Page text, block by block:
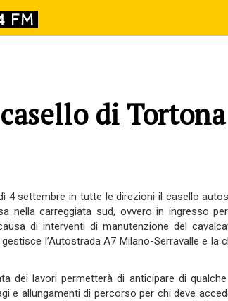
di
4 settembre in tutte le direzioni il casello
nella carreggiata sud, ovvero in ingresso
di interventi di manutenzione del
l’Autostrada A7 Milano-Serravalle e la
dei lavori permetterà di anticipare di
e allungamenti di percorso per chi deve